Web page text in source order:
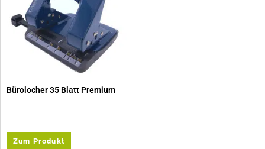
Bürolocher 35 Blatt Premium
Zum Produkt